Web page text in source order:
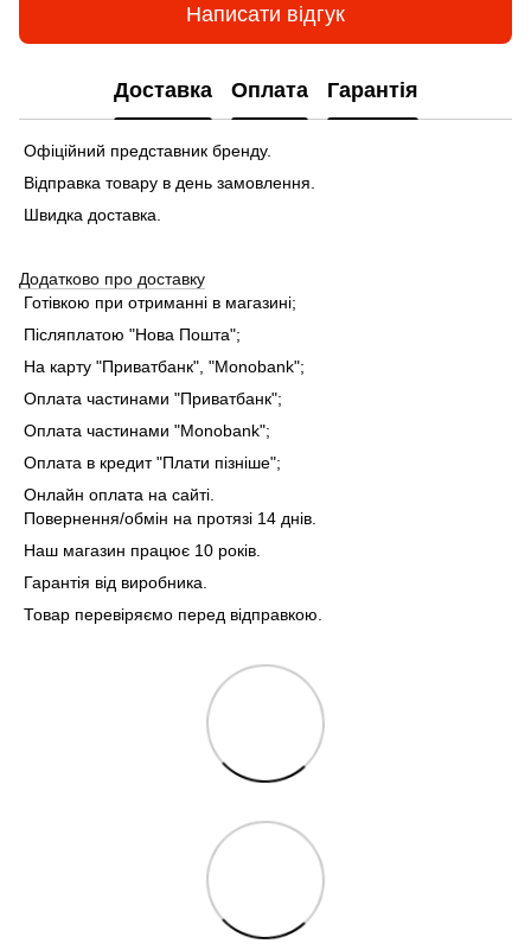
Написати відгук
Доставка Оплата Гарантія
Офіційний представник бренду.
Відправка товару в день замовлення.
Швидка доставка.
Додатково про доставку
Готівкою при отриманні в магазині;
Післяплатою "Нова Пошта";
На карту "Приватбанк", "Monobank";
Оплата частинами "Приватбанк";
Оплата частинами "Monobank";
Оплата в кредит "Плати пізніше";
Онлайн оплата на сайті.
Повернення/обмін на протязі 14 днів.
Наш магазин працює 10 років.
Гарантія від виробника.
Товар перевіряємо перед відправкою.